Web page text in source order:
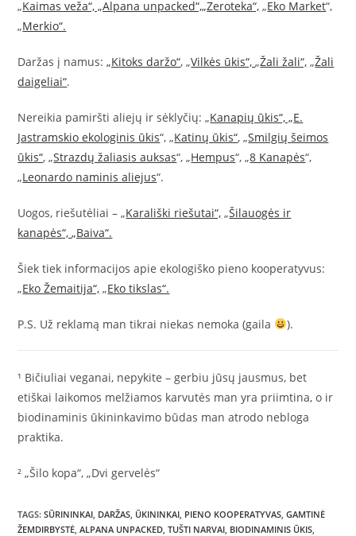
„Kaimas veža“, „Alpana unpacked“,„Zeroteka“, „Eko Market“,
„Merkio“.
Daržas į namus:„Kitoks daržo“, „Vilkės ūkis“,„Žali žali“, „Žali
daigeliai“.
Nereikia pamiršti aliejų ir sėklyčių: „Kanapių ūkis“, „E.
Jastramskio ekologinis ūkis“, „Katinų ūkis“, „Smilgių šeimos
ūkis“, „Strazdų žaliasis auksas“, „Hempus“, „8 Kanapės“,
„Leonardo naminis aliejus“.
Uogos, riešutėliai – „Karališki riešutai“, „Šilauogės ir
kanapės“,„Baiva“.
Šiek tiek informacijos apie ekologiško pieno kooperatyvus:
„Eko Žemaitija“, „Eko tikslas“.
P.S. Už reklamą man tikrai niekas nemoka (gaila ).
¹ Bičiuliai veganai, nepykite – gerbiu jūsų jausmus, bet
etiškai laikomos melžiamos karvutės man yra priimtina, o ir
biodinaminis ūkininkavimo būdas man atrodo nebloga
praktika.
² „Šilo kopa“, „Dvi gervelės“
TAGS:SŪRININKAI DARŽAS ŪKININKAI PIENO KOOPERATYVAS GAMTINĖ
ŽEMDIRBYSTĖ ALPANA UNPACKED TUŠTI NARVAI BIODINAMINIS ŪKIS